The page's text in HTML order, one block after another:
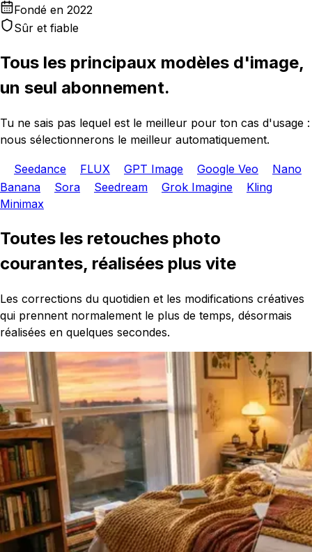
Fondé en 2022
Sûr et fiable
Tous les principaux modèles d'image,
un seul abonnement.
Tu ne sais pas lequel est le meilleur pour ton cas d'usage :
nous sélectionnerons le meilleur automatiquement.
Seedance FLUX GPT Image Google Veo
Nano
Banana
Sora Seedream Grok Imagine
Kling
Minimax
Toutes les retouches photo
courantes, réalisées plus vite
Les corrections du quotidien et les modifications créatives
qui prennent normalement le plus de temps, désormais
réalisées en quelques secondes.